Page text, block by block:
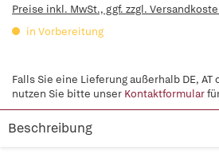
Preise inkl. MwSt., ggf. zzgl.
in Vorbereitung
Falls Sie eine Lieferung außerhalb DE, AT
nutzen Sie bitte unser Kontaktformular
Beschreibung